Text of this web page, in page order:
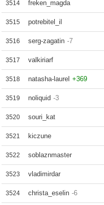
3514 freken_magda
3515 potrebitel_il
3516 serg-zagatin -7
3517 valkiriarf
3518 natasha-laurel +369
3519 noliquid -3
3520 souri_kat
3521 kiczune
3522 soblaznmaster
3523 vladimirdar
3524 christa_eselin -6